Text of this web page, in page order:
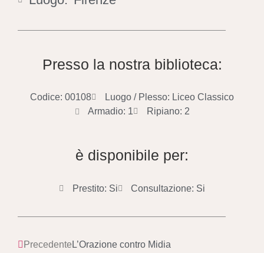
Presso la nostra biblioteca:
Codice: 00108
Luogo / Plesso: Liceo Classico
Armadio: 1
Ripiano: 2
è disponibile per:
Prestito: Si Consultazione: Si
Precedente L’Orazione contro Midia